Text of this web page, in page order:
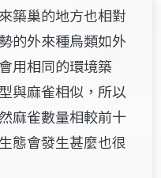
築巢的地方也相對
的外來種鳥類如外
用相同的環境築
與麻雀相似，所以
麻雀數量相較前十
態會發生甚麼也很